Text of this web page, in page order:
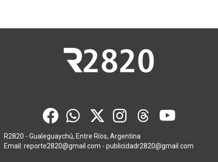
R2820 - Gualeguaychú, Entre Ríos, Argentina
Email: reporte2820@gmail.com - publicidadr2820@gmail.com